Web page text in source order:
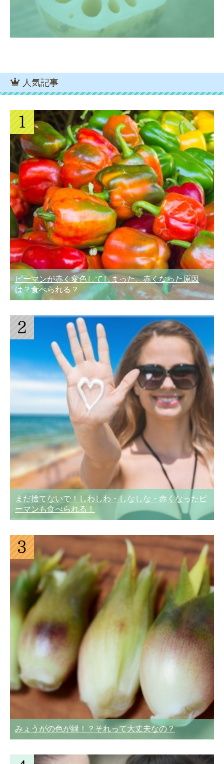
人気記事
ピーマンが赤く変色してしまった、赤くなった原因
は？食べられる？
まだ捨てないで！しわしわ・しなしな・赤くなったピ
ーマンも食べられる！
みょうがの色が緑！？それって大丈夫なの？